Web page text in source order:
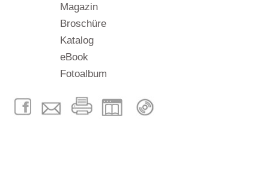
Magazin
Broschüre
Katalog
eBook
Fotoalbum